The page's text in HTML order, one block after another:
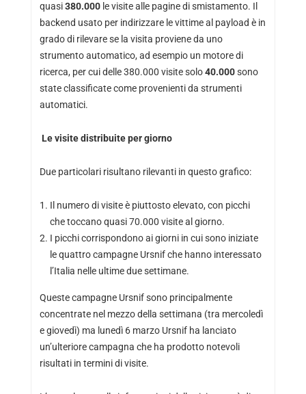
quasi380.000le visite alle pagine di smistamento. Il
backend usato per indirizzare le vittime al payload è in
grado di rilevare se la visita proviene da uno
strumento automatico, ad esempio un motore di
ricerca, per cui delle 380.000 visite solo40.000sono
state classificate come provenienti da strumenti
automatici.
Le visite distribuite per giorno
Due particolari risultano rilevanti in questo grafico:
Il numero di visite è piuttosto elevato, con picchi
che toccano quasi 70.000 visite al giorno.
I picchi corrispondono ai giorni in cui sono iniziate
le quattro campagne Ursnif che hanno interessato
l’Italia nelle ultime due settimane.
Queste campagne Ursnif sono principalmente
concentrate nel mezzo della settimana (tra mercoledì
e giovedì) ma lunedì 6 marzo Ursnif ha lanciato
un’ulteriore campagna che ha prodotto notevoli
risultati in termini di visite.